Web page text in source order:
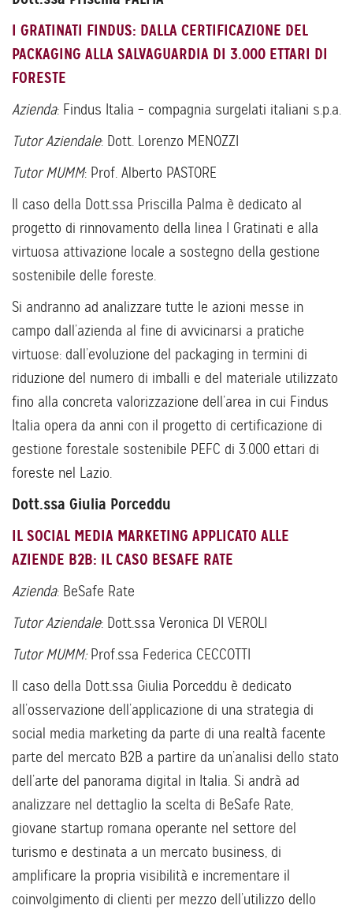
I GRATINATI FINDUS: DALLA CERTIFICAZIONE DEL
PACKAGING ALLA SALVAGUARDIA DI 3.000 ETTARI DI
FORESTE
Azienda: Findus Italia – compagnia surgelati italiani s.p.a.
Tutor Aziendale: Dott. Lorenzo MENOZZI
Tutor MUMM: Prof. Alberto PASTORE
Il caso della Dott.ssa Priscilla Palma è dedicato al
progetto di rinnovamento della linea I Gratinati e alla
virtuosa attivazione locale a sostegno della gestione
sostenibile delle foreste.
Si andranno ad analizzare tutte le azioni messe in
campo dall’azienda al fine di avvicinarsi a pratiche
virtuose: dall’evoluzione del packaging in termini di
riduzione del numero di imballi e del materiale utilizzato
fino alla concreta valorizzazione dell’area in cui Findus
Italia opera da anni con il progetto di certificazione di
gestione forestale sostenibile PEFC di 3.000 ettari di
foreste nel Lazio.
Dott.ssa Giulia Porceddu
IL SOCIAL MEDIA MARKETING APPLICATO ALLE
AZIENDE B2B: IL CASO BESAFE RATE
Azienda: BeSafe Rate
Tutor Aziendale: Dott.ssa Veronica DI VEROLI
Tutor MUMM:Prof.ssa Federica CECCOTTI
Il caso della Dott.ssa Giulia Porceddu è dedicato
all’osservazione dell’applicazione di una strategia di
social media marketing da parte di una realtà facente
parte del mercato B2B a partire da un’analisi dello stato
dell’arte del panorama digital in Italia. Si andrà ad
analizzare nel dettaglio la scelta di BeSafe Rate,
giovane startup romana operante nel settore del
turismo e destinata a un mercato business, di
amplificare la propria visibilità e incrementare il
coinvolgimento di clienti per mezzo dell’utilizzo dello